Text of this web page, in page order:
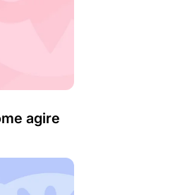
agire